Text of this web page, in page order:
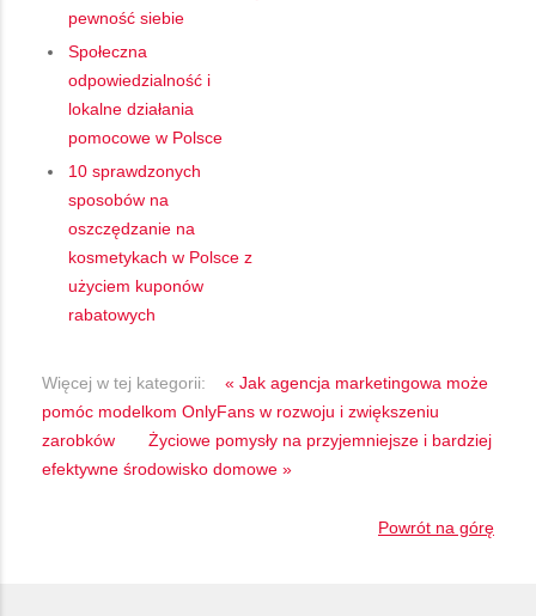
pewność siebie
Społeczna
odpowiedzialność i
lokalne działania
pomocowe w Polsce
10 sprawdzonych
sposobów na
oszczędzanie na
kosmetykach w Polsce z
użyciem kuponów
rabatowych
Więcej w tej kategorii:
« Jak agencja marketingowa może
pomóc modelkom OnlyFans w rozwoju i zwiększeniu
zarobków
Życiowe pomysły na przyjemniejsze i bardziej
efektywne środowisko domowe »
Powrót na górę